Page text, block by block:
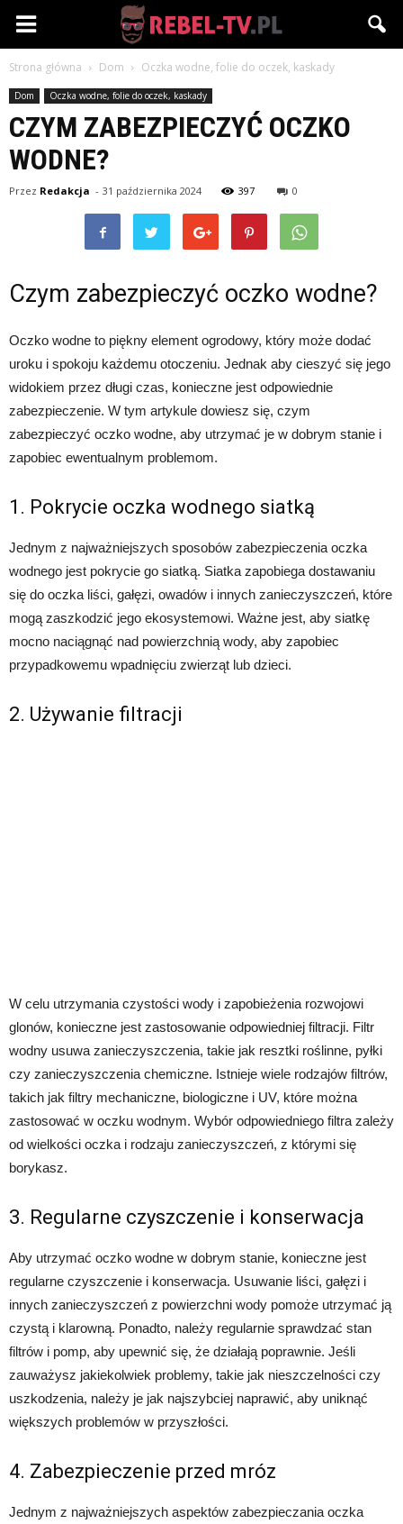
Rebel-
Strona główna Dom Oczka wodne, folie do oczek, kaskady
Dom Oczka wodne, folie do oczek, kaskady
CZYM ZABEZPIECZYĆ OCZKO
WODNE?
Przez Redakcja - 31 października 2024 397 0
Czym zabezpieczyć oczko wodne?
Oczko wodne to piękny element ogrodowy, który może dodać
uroku i spokoju każdemu otoczeniu. Jednak aby cieszyć się jego
widokiem przez długi czas, konieczne jest odpowiednie
zabezpieczenie. W tym artykule dowiesz się, czym
zabezpieczyć oczko wodne, aby utrzymać je w dobrym stanie i
zapobiec ewentualnym problemom.
1. Pokrycie oczka wodnego siatką
Jednym z najważniejszych sposobów zabezpieczenia oczka
wodnego jest pokrycie go siatką. Siatka zapobiega dostawaniu
się do oczka liści, gałęzi, owadów i innych zanieczyszczeń, które
mogą zaszkodzić jego ekosystemowi. Ważne jest, aby siatkę
mocno naciągnąć nad powierzchnią wody, aby zapobiec
przypadkowemu wpadnięciu zwierząt lub dzieci.
2. Używanie filtracji
W celu utrzymania czystości wody i zapobieżenia rozwojowi
glonów, konieczne jest zastosowanie odpowiedniej filtracji. Filtr
wodny usuwa zanieczyszczenia, takie jak resztki roślinne, pyłki
czy zanieczyszczenia chemiczne. Istnieje wiele rodzajów filtrów,
takich jak filtry mechaniczne, biologiczne i UV, które można
zastosować w oczku wodnym. Wybór odpowiedniego filtra zależy
od wielkości oczka i rodzaju zanieczyszczeń, z którymi się
borykasz.
3. Regularne czyszczenie i konserwacja
Aby utrzymać oczko wodne w dobrym stanie, konieczne jest
regularne czyszczenie i konserwacja. Usuwanie liści, gałęzi i
innych zanieczyszczeń z powierzchni wody pomoże utrzymać ją
czystą i klarowną. Ponadto, należy regularnie sprawdzać stan
filtrów i pomp, aby upewnić się, że działają poprawnie. Jeśli
zauważysz jakiekolwiek problemy, takie jak nieszczelności czy
uszkodzenia, należy je jak najszybciej naprawić, aby uniknąć
większych problemów w przyszłości.
4. Zabezpieczenie przed mróz
Jednym z najważniejszych aspektów zabezpieczania oczka